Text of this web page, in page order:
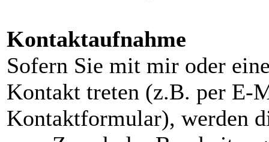
Kontaktaufnahme
Sofern Sie mit mir oder
Kontakt treten (z.B. per E-
Kontaktformular), werden